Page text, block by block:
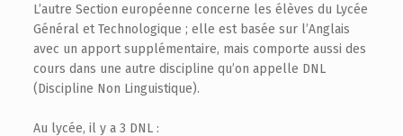
L’autre Section européenne concerne les élèves du Lycée
Général et Technologique ; elle est basée sur l’Anglais
avec un apport supplémentaire, mais comporte aussi des
cours dans une autre discipline qu’on appelle DNL
(Discipline Non Linguistique).
Au lycée, il y a 3 DNL :